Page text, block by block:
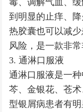
到明显的止痒、
热胶囊也可以减
风险，是一款非
3. 通淋口服液
通淋口服液是一
芩、金银花、苍
型银屑病患者有